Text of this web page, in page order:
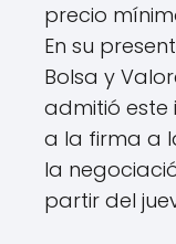
precio
En su
Bolsa y
admitió este
a la firma a
la
partir del